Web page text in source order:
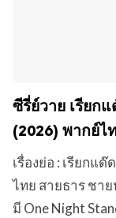
ซีรี่ย์วาย เรียก
(2026) พากย์ไ
เรื่องย่อ : เรียกแ
ไทย สายธาร ชา
มี One Night